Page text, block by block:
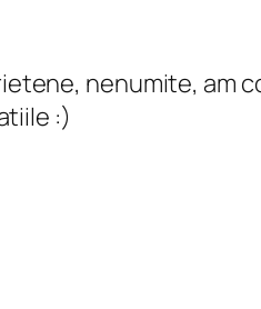
nenumite, am
:)